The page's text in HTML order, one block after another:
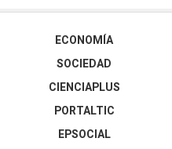
ECONOMÍA
SOCIEDAD
CIENCIAPLUS
PORTALTIC
EPSOCIAL